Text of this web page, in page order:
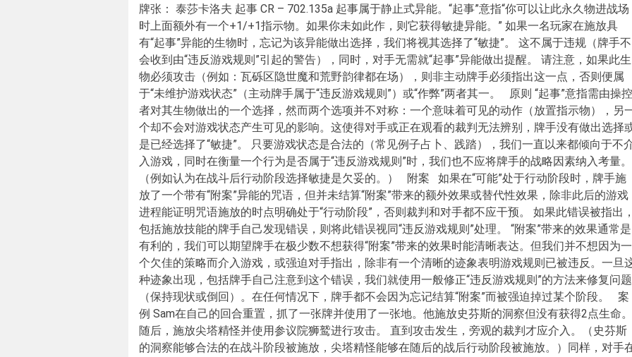
牌张： 泰莎卡洛夫 起事 CR – 702.135a 起事属于静止式异能。“起事”意指“你可以让此永久物进战场
时上面额外有一个+1/+1指示物。如果你未如此作，则它获得敏捷异能。” 如果一名玩家在施放具
有“起事”异能的生物时，忘记为该异能做出选择，我们将视其选择了“敏捷”。 这不属于违规（牌手不
会收到由“违反游戏规则”引起的警告），同时，对手无需就“起事”异能做出提醒。 请注意，如果此生
物必须攻击（例如：瓦砾区隐世魔和荒野韵律都在场），则非主动牌手必须指出这一点，否则便属
于“未维护游戏状态”（主动牌手属于“违反游戏规则”）或“作弊”两者其一。 原则 “起事”意指需由操控
者对其生物做出的一个选择，然而两个选项并不对称：一个意味着可见的动作（放置指示物），另
个却不会对游戏状态产生可见的影响。这使得对手或正在观看的裁判无法辨别，牌手没有做出选择
是已经选择了“敏捷”。 只要游戏状态是合法的（常见例子占卜、践踏），我们一直以来都倾向于不
入游戏，同时在衡量一个行为是否属于“违反游戏规则”时，我们也不应将牌手的战略因素纳入考量。
（例如认为在战斗后行动阶段选择敏捷是欠妥的。） 附案 如果在“可能”处于行动阶段时，牌手施
放了一个带有“附案”异能的咒语，但并未结算“附案”带来的额外效果或替代性效果，除非此后的游戏
进程能证明咒语施放的时点明确处于“行动阶段”，否则裁判和对手都不应干预。 如果此错误被指出
包括施放技能的牌手自己发现错误，则将此错误视同“违反游戏规则”处理。 “附案”带来的效果通常是
有利的，我们可以期望牌手在极少数不想获得“附案”带来的效果时能清晰表达。但我们并不想因为一
个欠佳的策略而介入游戏，或强迫对手指出，除非有一个清晰的迹象表明游戏规则已被违反。一旦
种迹象出现，包括牌手自己注意到这个错误，我们就使用一般修正“违反游戏规则”的方法来修复问题
（保持现状或倒回）。在任何情况下，牌手都不会因为忘记结算“附案”而被强迫掉过某个阶段。 案
例 Sam在自己的回合重置，抓了一张牌并使用了一张地。他施放史芬斯的洞察但没有获得2点生命。
随后，施放尖塔精怪并使用参议院狮鹫进行攻击。 直到攻击发生，旁观的裁判才应介入。（史芬斯
的洞察能够合法的在战斗阶段被施放，尖塔精怪能够在随后的战后行动阶段被施放。）同样，对手